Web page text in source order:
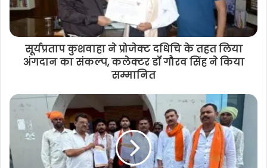
सूर्यप्रताप कुशवाहा ने प्रोजेक्ट दधिचि के तहत लिया
अंगदान का संकल्प, कलेक्टर डॉ गौरव सिंह ने किया
सम्मानित